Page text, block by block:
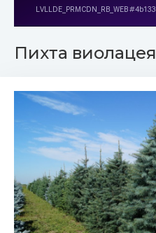
Пихта виолацея